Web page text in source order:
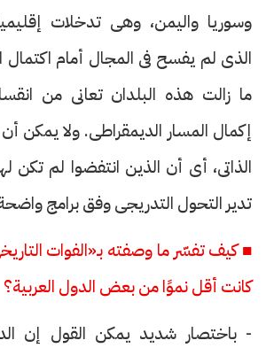
وسوريا واليمن، وهى تدخلات
الذى لم يفسح فى المجال أمام اكتمال
ما زالت هذه البلدان تعانى من
إكمال المسار الديمقراطى. ولا يمكن
الذاتى، أى أن الذين انتفضوا لم تكن
تدير التحول التدريجى وفق برامج
■ كيف تفسّر ما وصفته بـ«الفوات
كانت أقل نموًا من بعض الدول العربية؟
- باختصار شديد يمكن القول إن